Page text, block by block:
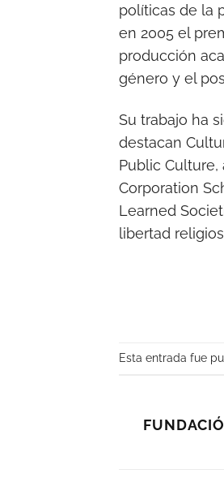
políticas de la
en 2005 el
producción
género y el
Su trabajo ha
destacan
Public
Corporation
Learned
libertad
Esta entrada fue